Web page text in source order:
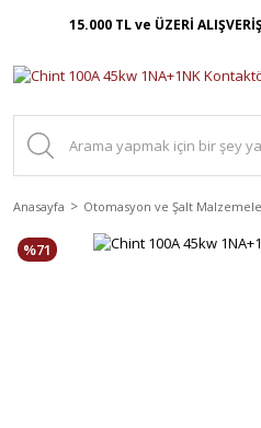
15.000 TL ve ÜZERİ
Anasayfa Otomasyon ve Şalt
%71